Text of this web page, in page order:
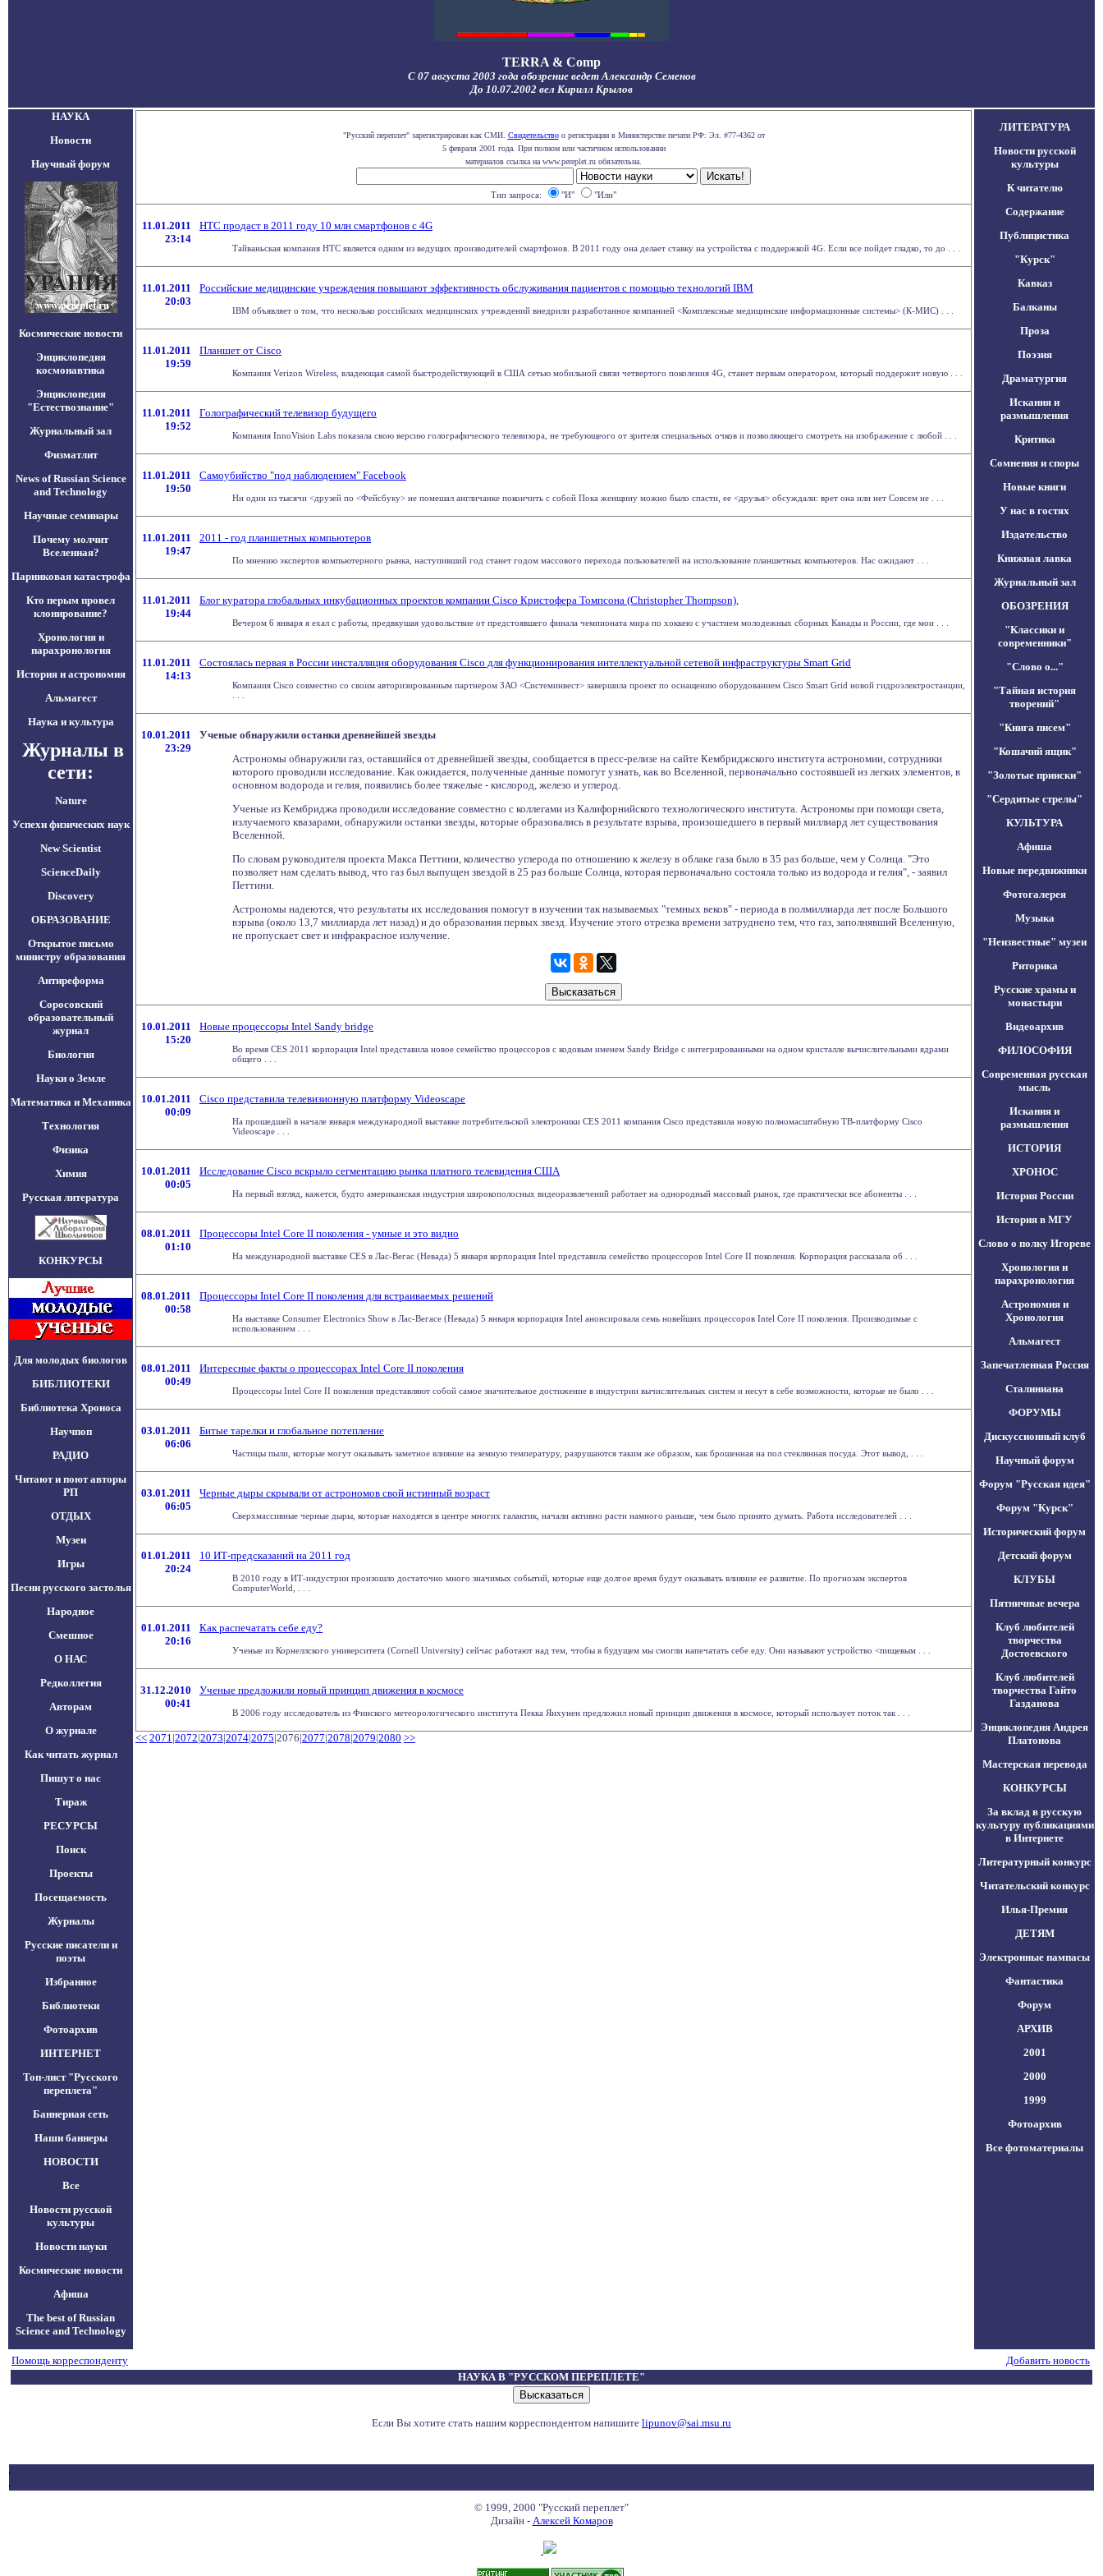
TERRA & Comp
С 07 августа 2003 года обозрение ведет Александр Семенов
До 10.07.2002 вел Кирилл Крылов
НАУКА
Новости
Научный форум
Космические новости
Энциклопедия
космонавтика
Энциклопедия
"Естествознание"
Журнальный зал
Физматлит
News of Russian Science
and Technology
Научные семинары
Почему молчит
Вселенная?
Парниковая катастрофа
Кто перым провел
клонирование?
Хронология и
парахронология
История и астрономия
Альмагест
Наука и культура
Журналы в
сети:
Nature
Успехи физических наук
New Scientist
ScienceDaily
Discovery
ОБРАЗОВАНИЕ
Открытое письмо
министру образования
Антиреформа
Соросовский
образовательный
журнал
Биология
Науки о Земле
Математика и Механика
Технология
Физика
Химия
Русская литература
КОНКУРСЫ
Для молодых биологов
БИБЛИОТЕКИ
Библиотека Хроноса
Научпоп
РАДИО
Читают и поют авторы
РП
ОТДЫХ
Музеи
Игры
Песни русского застолья
Народное
Смешное
О НАС
Редколлегия
Авторам
О журнале
Как читать журнал
Пишут о нас
Тираж
РЕСУРСЫ
Поиск
Проекты
Посещаемость
Журналы
Русские писатели и
поэты
Избранное
Библиотеки
Фотоархив
ИНТЕРНЕТ
Топ-лист "Русского
переплета"
Баннерная сеть
Наши баннеры
НОВОСТИ
Все
Новости русской
культуры
Новости науки
Космические новости
Афиша
The best of Russian
Science and Technology
"Русский переплет" зарегистрирован как СМИ. Свидетельствоо регистрации в Министерстве печати РФ: Эл. #77-4362 от
5 февраля 2001 года. При полном или частичном использовании
материалов ссылка на www.pereplet.ru обязательна.
Тип запроса: "И" "Или"
11.01.2011
23:14
HTC продаст в 2011 году 10 млн смартфонов с 4G
Тайваньская компания HTC является одним из ведущих производителей смартфонов. В 2011 году она делает ставку на устройства с поддержкой 4G. Если все пойдет гладко, то до . . .
11.01.2011
20:03
Российские медицинские учреждения повышают эффективность обслуживания пациентов с помощью технологий IBM
IBM объявляет о том, что несколько российских медицинских учреждений внедрили разработанное компанией <Комплексные медицинские информационные системы> (К-МИС) . . .
11.01.2011
19:59
Планшет от Cisco
Компания Verizon Wireless, владеющая самой быстродействующей в США сетью мобильной связи четвертого поколения 4G, станет первым оператором, который поддержит новую . . .
11.01.2011
19:52
Голографический телевизор будущего
Компания InnoVision Labs показала свою версию голографического телевизора, не требующеого от зрителя специальных очков и позволяющего смотреть на изображение с любой . . .
11.01.2011
19:50
Самоубийство "под наблюдением" Facebook
Ни один из тысячи <друзей по <Фейсбуку> не помешал англичанке покончить с собой Пока женщину можно было спасти, ее <друзья> обсуждали: врет она или нет Совсем не . . .
11.01.2011
19:47
2011 - год планшетных компьютеров
По мнению экспертов компьютерного рынка, наступивший год станет годом массового перехода пользователей на использование планшетных компьютеров. Нас ожидают . . .
11.01.2011
19:44
Блог куратора глобальных инкубационных проектов компании Cisco Кристофера Томпсона (Сhristopher Thompson),
Вечером 6 января я ехал с работы, предвкушая удовольствие от предстоявшего финала чемпионата мира по хоккею с участием молодежных сборных Канады и России, где мои . . .
11.01.2011
14:13
Состоялась первая в России инсталляция оборудования Cisco для функционирования интеллектуальной сетевой инфраструктуры Smart Grid
Компания Cisco совместно со своим авторизированным партнером ЗАО <Системинвест> завершила проект по оснащению оборудованием Cisco Smart Grid новой гидроэлектростанции,
10.01.2011
23:29
Ученые обнаружили останки древнейшей звезды
Астрономы обнаружили газ, оставшийся от древнейшей звезды, сообщается в пресс-релизе на сайте Кембриджского института астрономии, сотрудники
которого проводили исследование. Как ожидается, полученные данные помогут узнать, как во Вселенной, первоначально состоявшей из легких элементов, в
основном водорода и гелия, появились более тяжелые - кислород, железо и углерод.
Ученые из Кембриджа проводили исследование совместно с коллегами из Калифорнийского технологического института. Астрономы при помощи света,
излучаемого квазарами, обнаружили останки звезды, которые образовались в результате взрыва, произошедшего в первый миллиард лет существования
Вселенной.
По словам руководителя проекта Макса Петтини, количество углерода по отношению к железу в облаке газа было в 35 раз больше, чем у Солнца. "Это
позволяет нам сделать вывод, что газ был выпущен звездой в 25 раз больше Солнца, которая первоначально состояла только из водорода и гелия", - заявил
Петтини.
Астрономы надеются, что результаты их исследования помогут в изучении так называемых "темных веков" - периода в полмиллиарда лет после Большого
взрыва (около 13,7 миллиарда лет назад) и до образования первых звезд. Изучение этого отрезка времени затруднено тем, что газ, заполнявший Вселенную,
не пропускает свет и инфракрасное излучение.
10.01.2011
15:20
Новые процессоры Intel Sandy bridge
Во время CES 2011 корпорация Intel представила новое семейство процессоров с кодовым именем Sandy Bridge с интегрированными на одном кристалле вычислительными ядрами
общего . . .
10.01.2011
00:09
Cisco представила телевизионную платформу Videoscape
На прошедшей в начале января международной выставке потребительской электроники CES 2011 компания Cisco представила новую полномасштабную ТВ-платформу Cisco
Videoscape . . .
10.01.2011
00:05
Исследование Cisco вскрыло сегментацию рынка платного телевидения США
На первый взгляд, кажется, будто американская индустрия широкополосных видеоразвлечений работает на однородный массовый рынок, где практически все абоненты . . .
08.01.2011
01:10
Процессоры Intel Core II поколения - умные и это видно
На международной выставке CES в Лас-Вегас (Невада) 5 января корпорация Intel представила семейство процессоров Intel Core II поколения. Корпорация рассказала об . . .
08.01.2011
00:58
Процессоры Intel Core II поколения для встраиваемых решений
На выставке Consumer Electronics Show в Лас-Вегасе (Невада) 5 января корпорация Intel анонсировала семь новейших процессоров Intel Core II поколения. Производимые с
использованием . . .
08.01.2011
00:49
Интересные факты о процессорах Intel Core II поколения
Процессоры Intel Core II поколения представляют собой самое значительное достижение в индустрии вычислительных систем и несут в себе возможности, которые не было . . .
03.01.2011
06:06
Битые тарелки и глобальное потепление
Частицы пыли, которые могут оказывать заметное влияние на земную температуру, разрушаются таким же образом, как брошенная на пол стеклянная посуда. Этот вывод, . . .
03.01.2011
06:05
Черные дыры скрывали от астрономов свой истинный возраст
Сверхмассивные черные дыры, которые находятся в центре многих галактик, начали активно расти намного раньше, чем было принято думать. Работа исследователей . . .
01.01.2011
20:24
10 ИТ-предсказаний на 2011 год
В 2010 году в ИТ-индустрии произошло достаточно много значимых событий, которые еще долгое время будут оказывать влияние ее развитие. По прогнозам экспертов
ComputerWorld, . . .
01.01.2011
20:16
Как распечатать себе еду?
Ученые из Корнеллского университета (Cornell University) сейчас работают над тем, чтобы в будущем мы смогли напечатать себе еду. Они называют устройство <пищевым . . .
31.12.2010
00:41
Ученые предложили новый принцип движения в космосе
В 2006 году исследователь из Финского метеорологического института Пекка Янхунен предложил новый принцип движения в космосе, который использует поток так . . .
<< 2071|2072|2073|2074|2075|2076|2077|2078|2079|2080 >>
ЛИТЕРАТУРА
Новости русской
культуры
К читателю
Содержание
Публицистика
"Курск"
Кавказ
Балканы
Проза
Поэзия
Драматургия
Искания и
размышления
Критика
Сомнения и споры
Новые книги
У нас в гостях
Издательство
Книжная лавка
Журнальный зал
ОБОЗРЕНИЯ
"Классики и
современники"
"Слово о..."
"Тайная история
творений"
"Книга писем"
"Кошачий ящик"
"Золотые прииски"
"Сердитые стрелы"
КУЛЬТУРА
Афиша
Новые передвижники
Фотогалерея
Музыка
"Неизвестные" музеи
Риторика
Русские храмы и
монастыри
Видеоархив
ФИЛОСОФИЯ
Современная русская
мысль
Искания и
размышления
ИСТОРИЯ
ХРОНОС
История России
История в МГУ
Слово о полку Игореве
Хронология и
парахронология
Астрономия и
Хронология
Альмагест
Запечатленная Россия
Сталиниана
ФОРУМЫ
Дискуссионный клуб
Научный форум
Форум "Русская идея"
Форум "Курск"
Исторический форум
Детский форум
КЛУБЫ
Пятничные вечера
Клуб любителей
творчества
Достоевского
Клуб любителей
творчества Гайто
Газданова
Энциклопедия Андрея
Платонова
Мастерская перевода
КОНКУРСЫ
За вклад в русскую
культуру публикациями
в Интернете
Литературный конкурс
Читательский конкурс
Илья-Премия
ДЕТЯМ
Электронные пампасы
Фантастика
Форум
АРХИВ
2001
2000
1999
Фотоархив
Все фотоматериалы
Помощь корреспонденту
Добавить новость
НАУКА В "РУССКОМ ПЕРЕПЛЕТЕ"
Если Вы хотите стать нашим корреспондентом напишите lipunov@sai.msu.ru
© 1999, 2000 "Русский переплет"
Дизайн - Алексей Комаров